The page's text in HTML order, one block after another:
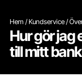
Hem Kundservice
Hur gör jag
till mitt